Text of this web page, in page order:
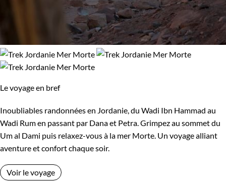
Le voyage en bref
Inoubliables randonnées en Jordanie, du Wadi Ibn Hammad au
Wadi Rum en passant par Dana et Petra. Grimpez au sommet du
Um al Dami puis relaxez-vous à la mer Morte. Un voyage alliant
aventure et confort chaque soir.
Voir le voyage